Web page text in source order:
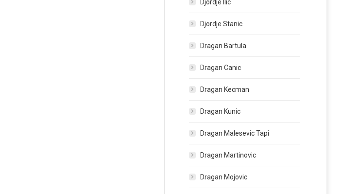
Djordje Ilic
Djordje Stanic
Dragan Bartula
Dragan Canic
Dragan Kecman
Dragan Kunic
Dragan Malesevic Tapi
Dragan Martinovic
Dragan Mojovic